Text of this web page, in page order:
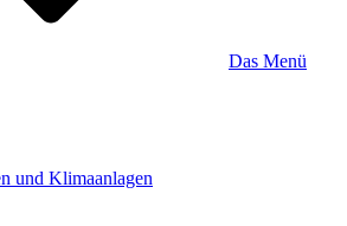
Das Menü
und Klimaanlagen